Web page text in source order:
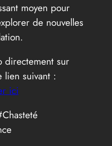
moyen pour
de nouvelles
directement sur
lien suivant :
ici